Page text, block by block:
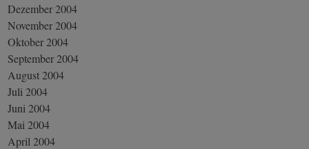
Dezember 2004
November 2004
Oktober 2004
September 2004
August 2004
Juli 2004
Juni 2004
Mai 2004
April 2004